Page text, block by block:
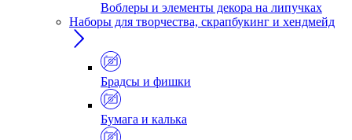
Воблеры и элементы декора на липучках
Наборы для творчества, скрапбукинг и хендмейд
Брадсы и фишки
Бумага и калька